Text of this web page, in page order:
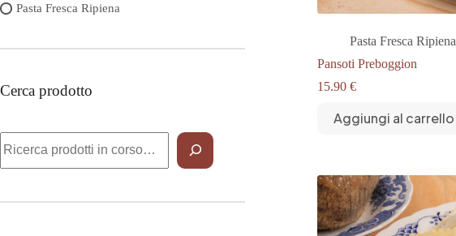
Pasta Fresca Ripiena
Pansoti Preboggion
15.90 €
Aggiungi al carrello
Pasta Fresca Ripiena
Cerca prodotto